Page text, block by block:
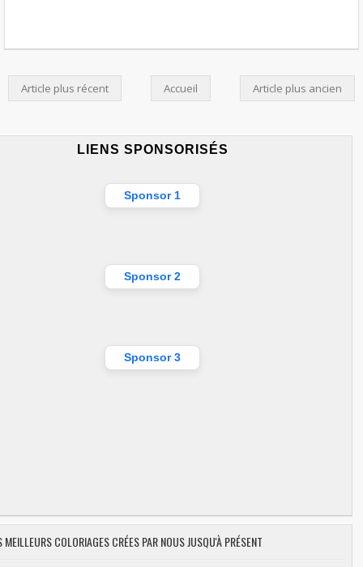
Article plus récent Article plus ancien
Accueil
LIENS SPONSORISÉS
Sponsor 1
Sponsor 2
Sponsor 3
MEILLEURS COLORIAGES CRÉES PAR NOUS JUSQU'À PRÉSENT